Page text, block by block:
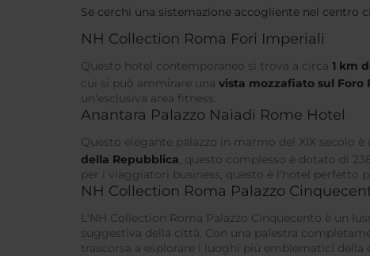
Se cerchi una sistemazione accogliente nel centro
NH Collection Roma Fori Imperiali
Questo hotel contemporaneo si trova a circa 1 km
cui si può ammirare una vista mozzafiato sul Foro
un'esclusiva area fitness.
Anantara Palazzo Naiadi Rome Hotel
Questo elegante palazzo in marmo del XIX secolo
della Repubblica, questo complesso è dotato di
per i viaggiatori business, questo è l'hotel perfetto
NH Collection Roma Palazzo
L'NH Collection Roma Palazzo Cinquecento è un
suggestiva della città. Con una palestra
trascorsa a esplorare i luoghi più emblematici